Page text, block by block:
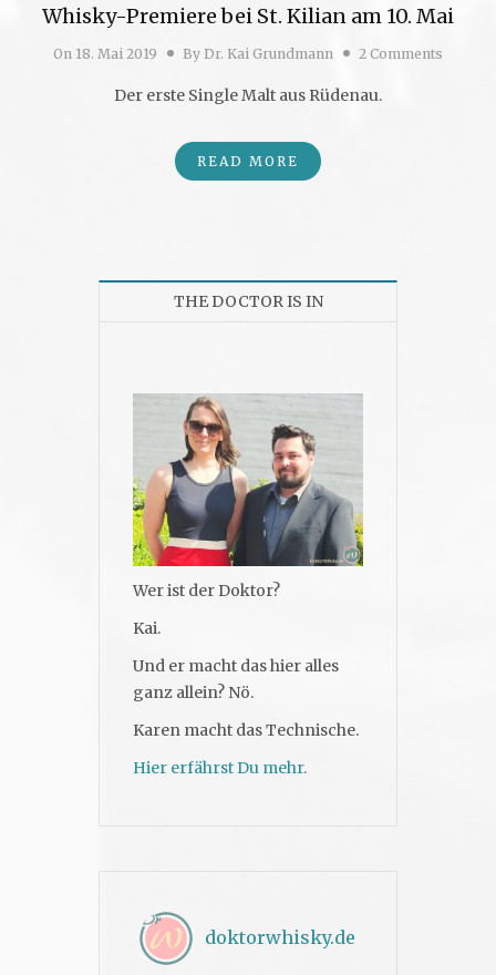
Whisky-Premiere bei St. Kilian am 10. Mai
On 18. Mai 2019 By Dr. Kai Grundmann 2 Comments
Der erste Single Malt aus Rüdenau.
READ MORE
THE DOCTOR IS IN
Wer ist der Doktor?
Kai.
Und er macht das hier alles
ganz allein? Nö.
Karen macht das Technische.
Hier erfährst Du mehr.
doktorwhisky.de